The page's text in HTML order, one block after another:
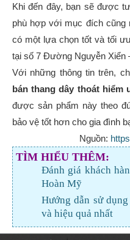
Khi đến đây, bạn sẽ được
phù hợp với mục đích cũng
có một lựa chọn tốt và tối
tại số 7 Đường Nguyễn Xiển
Với những thông tin trên,
bán thang dây thoát hiểm
được sản phẩm này theo
bảo vệ tốt hơn cho gia đình
Nguồn:
TÌM HIỂU THÊM:
Đánh giá khách
Hoàn Mỹ
Hướng dẫn sử
và hiệu quả nhất